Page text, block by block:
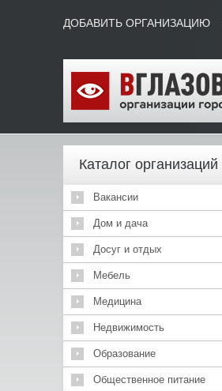
ДОБАВИТЬ ОРГАНИЗАЦИЮ
Каталог организаций
Вакансии
Дом и дача
Досуг и отдых
Мебель
Медицина
Недвижимость
Образование
Общественное питание